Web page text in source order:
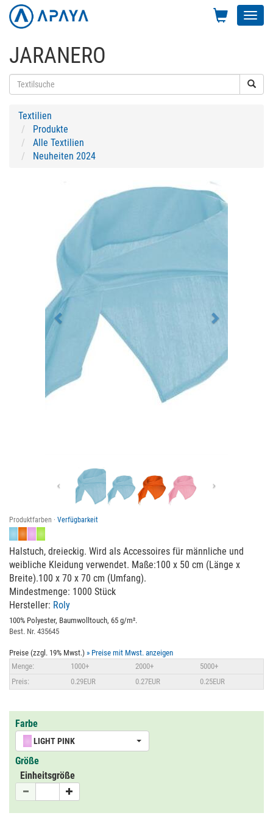
JARANERO
Textilien
Produkte
Alle Textilien
Neuheiten 2024
Next
Previous
Produktfarben · Verfügbarkeit
Halstuch, dreieckig. Wird als Accessoires für männliche und
weibliche Kleidung verwendet. Maße:100 x 50 cm (Länge x
Breite).100 x 70 x 70 cm (Umfang).
Mindestmenge: 1000 Stück
Hersteller: Roly
100% Polyester, Baumwolltouch, 65 g/m².
Best. Nr. 435645
Preise (zzgl. 19% Mwst.) » Preise mit Mwst. anzeigen
Menge:
1000+ 2000+
5000+
Preis:
0.29EUR 0.27EUR 0.25EUR
Farbe
LIGHT PINK
Größe
Einheitsgröße